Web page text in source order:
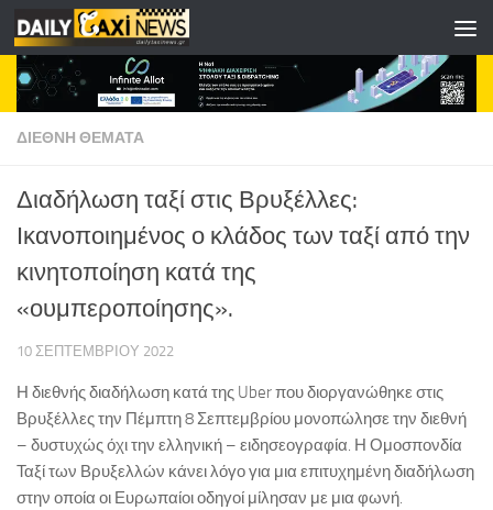
Skip to content
ΔΙΕΘΝΗ ΘΕΜΑΤΑ
Διαδήλωση ταξί στις Βρυξέλλες:
Ικανοποιημένος ο κλάδος των ταξί από την
κινητοποίηση κατά της
«ουμπεροποίησης».
10 ΣΕΠΤΕΜΒΡΊΟΥ 2022
Η διεθνής διαδήλωση κατά της Uber που διοργανώθηκε στις
Βρυξέλλες την Πέμπτη 8 Σεπτεμβρίου μονοπώλησε την διεθνή
– δυστυχώς όχι την ελληνική – ειδησεογραφία. Η Ομοσπονδία
Ταξί των Βρυξελλών κάνει λόγο για μια επιτυχημένη διαδήλωση
στην οποία οι Ευρωπαίοι οδηγοί μίλησαν με μια φωνή.